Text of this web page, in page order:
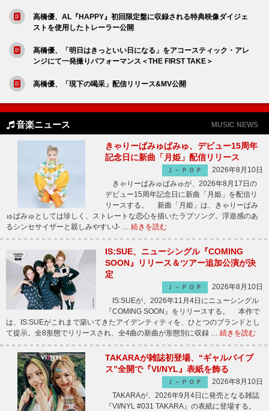
高橋優、AL『HAPPY』初回限定盤に収録される特典映像ダイジェ
ストを使用したトレーラー公開
高橋優、「明日はきっといい日になる」をアコースティック・アレ
ンジにて一発撮りパフォーマンス＜THE FIRST TAKE＞
高橋優、「現下の喝采」配信リリース&MV公開
音楽ニュース MUSIC NEWS
きゃりーぱみゅぱみゅ、デビュー15周年
記念日に新曲「月姫」配信リリース
Ｊ－ＰＯＰ
2026年8月10日
きゃりーぱみゅぱみゅが、2026年8月17日の
デビュー15周年記念日に新曲「月姫」を配信リ
リースする。 新曲「月姫」は、きゃりーぱみ
ゅぱみゅとしては珍しく、ストレートな恋心を描いたラブソング。浮遊感のあ
るシンセサイザーと親しみやすいJ- … 続きを読む
IS:SUE、ニューシングル『COMING
SOON』リリース＆ツアー追加公演が決
定
Ｊ－ＰＯＰ
2026年8月10日
IS:SUEが、2026年11月4日にニューシングル
『COMING SOON』をリリースする。 本作で
は、IS:SUEがこれまで築いてきたアイデンティティを、ひとつのブランドとし
て提示。全8形態でリリースされ、全4曲の新曲が形態別に収録 … 続きを読む
TAKARAが雑誌初登場、“ギャルバイブ
ス”全開で『VI/NYL』表紙を飾る
Ｊ－ＰＯＰ
2026年8月10日
TAKARAが、2026年9月4日に発売となる雑誌
『VI/NYL #031 TAKARA』の表紙に登場する。